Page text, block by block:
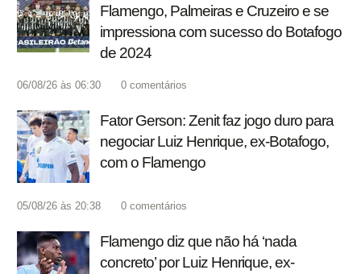
Flamengo, Palmeiras e Cruzeiro e se
impressiona com sucesso do Botafogo
de 2024
06/08/26 às 06:30 0 comentários
Fator Gerson: Zenit faz jogo duro para
negociar Luiz Henrique, ex-Botafogo,
com o Flamengo
05/08/26 às 20:38 0 comentários
Flamengo diz que não há ‘nada
concreto’ por Luiz Henrique, ex-